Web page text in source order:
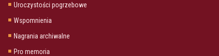
Uroczystości pogrzebowe
Wspomnienia
Nagrania archiwalne
Pro memoria